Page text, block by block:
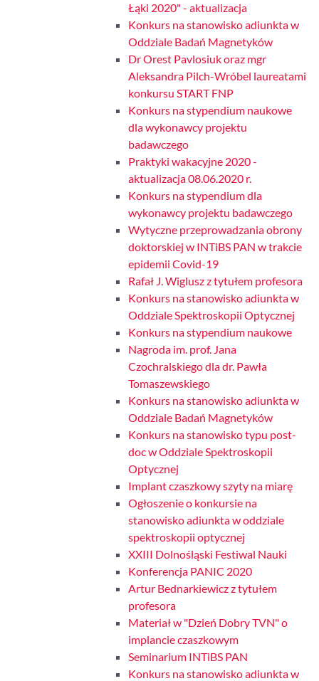
Łąki 2020" - aktualizacja
Konkurs na stanowisko adiunkta w
Oddziale Badań Magnetyków
Dr Orest Pavlosiuk oraz mgr
Aleksandra Pilch-Wróbel laureatami
konkursu START FNP
Konkurs na stypendium naukowe
dla wykonawcy projektu
badawczego
Praktyki wakacyjne 2020 -
aktualizacja 08.06.2020 r.
Konkurs na stypendium dla
wykonawcy projektu badawczego
Wytyczne przeprowadzania obrony
doktorskiej w INTiBS PAN w trakcie
epidemii Covid-19
Rafał J. Wiglusz z tytułem profesora
Konkurs na stanowisko adiunkta w
Oddziale Spektroskopii Optycznej
Konkurs na stypendium naukowe
Nagroda im. prof. Jana
Czochralskiego dla dr. Pawła
Tomaszewskiego
Konkurs na stanowisko adiunkta w
Oddziale Badań Magnetyków
Konkurs na stanowisko typu post-
doc w Oddziale Spektroskopii
Optycznej
Implant czaszkowy szyty na miarę
Ogłoszenie o konkursie na
stanowisko adiunkta w oddziale
spektroskopii optycznej
XXIII Dolnośląski Festiwal Nauki
Konferencja PANIC 2020
Artur Bednarkiewicz z tytułem
profesora
Materiał w "Dzień Dobry TVN" o
implancie czaszkowym
Seminarium INTiBS PAN
Konkurs na stanowisko adiunkta w